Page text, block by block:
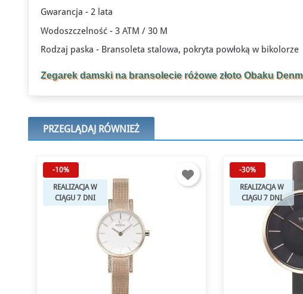
Gwarancja - 2 lata
Wodoszczelność - 3 ATM / 30 M
Rodzaj paska - Bransoleta stalowa, pokryta powłoką w bikolorze
Zegarek damski na bransolecie różowe złoto Obaku
PRZEGLĄDAJ RÓWNIEŻ
-30%
REALIZACJA W
CIĄGU 7 DNI
-10%
REALIZACJA W
CIĄGU 7 DNI